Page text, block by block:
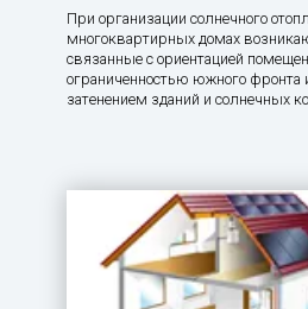
При организации солнечного
многоквартирных домах
связанные с ориентацией
ограниченностью южного
затенением зданий и солнечных